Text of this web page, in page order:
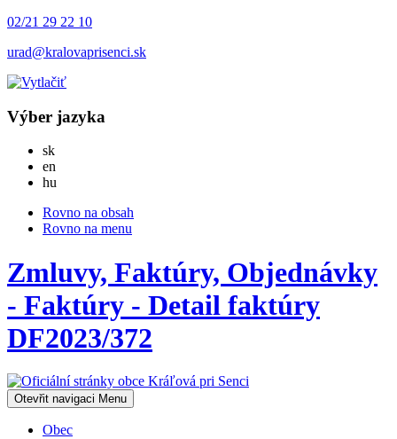
02/21 29 22 10
urad@kralovaprisenci.sk
Výber jazyka
skSlovensky
en
hu
Rovno na obsah
Rovno na menu
Zmluvy, Faktúry, Objednávky
- Faktúry - Detail faktúry
DF2023/372
Otevřit navigaci Menu
Obec